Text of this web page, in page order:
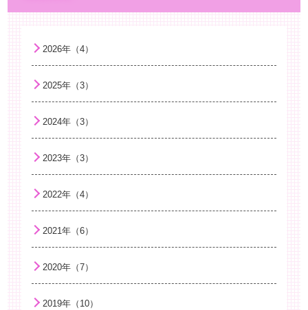
2026年（4）
2025年（3）
2024年（3）
2023年（3）
2022年（4）
2021年（6）
2020年（7）
2019年（10）